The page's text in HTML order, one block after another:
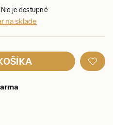
je dostupné
na sklade